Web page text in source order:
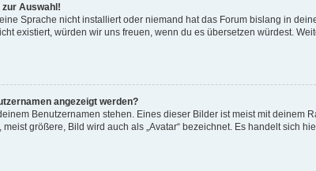
Auswahl!
Sprache nicht installiert oder niemand hat das Forum bislang in
existiert, würden wir uns freuen, wenn du es übersetzen würdest.
angezeigt werden?
Benutzernamen stehen. Eines dieser Bilder ist meist mit deinem
größere, Bild wird auch als „Avatar“ bezeichnet. Es handelt sich